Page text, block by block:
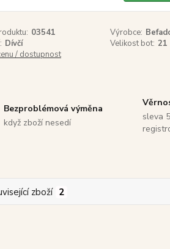
03541 Výrobce:
Dívčí Velikost bot: 21
/ dostupnost
Bezproblémová výměna
když zboží nesedí
sleva
zboží 2